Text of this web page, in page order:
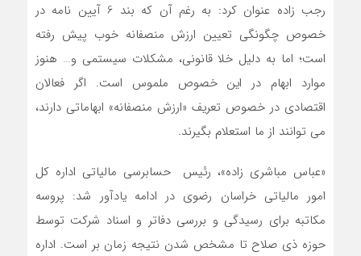
رجب زاده عنوان کرد: به رغم آن که بند 6 آیین نامه در
خصوص چگونگی تعیین ارزش منصفانه خوب پیش رفته
است؛ اما به دلیل خلا قانونی، مشکلات سیستمی و… هنوز
موارد ابهام در این خصوص ملموس است. اگر فعالان
اقتصادی در خصوص تعریف «ارزش منصفانه» ابهاماتی دارند،
می توانند از ما استعلام بگیرند.
«عباس مباشری زاده»، رئیس حسابرسی مالیاتی اداره کل
امور مالیاتی خراسان رضوی در ادامه یادآور شد: پروسه
مکاتبه برای رسیدگی و بررسی دفاتر و اسناد شرکت توسط
حوزه ذی صلاح تا مشخص شدن نتیجه زمان بر است. اداره